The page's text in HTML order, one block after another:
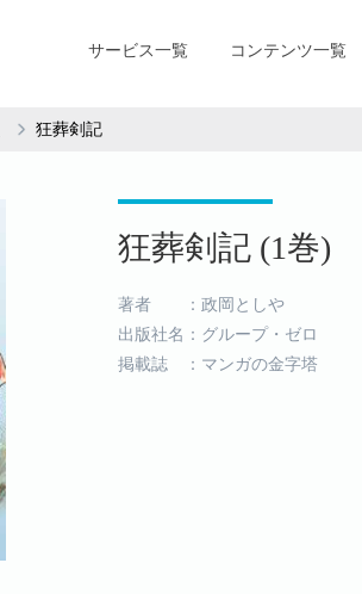
サービス一覧 コンテンツ一覧
狂葬剣記
狂葬剣記 (1巻)
著者 ：政岡としや
出版社名：グループ・ゼロ
掲載誌 ：マンガの金字塔